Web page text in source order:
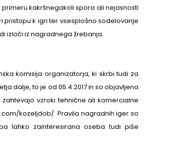
kakršnegakoli spora ali nejasnosti
k igri ter vsesplošno sodelovanje
izloči iz nagradnega žrebanja.
komisija organizatorja, ki skrbi tudi za
dalje, to je od 05.4.2017 in so objavljena
vzroki tehnične ali komercialne
kozeljdob/. Pravila nagradnih iger so
lahko zainteresirana oseba tudi piše